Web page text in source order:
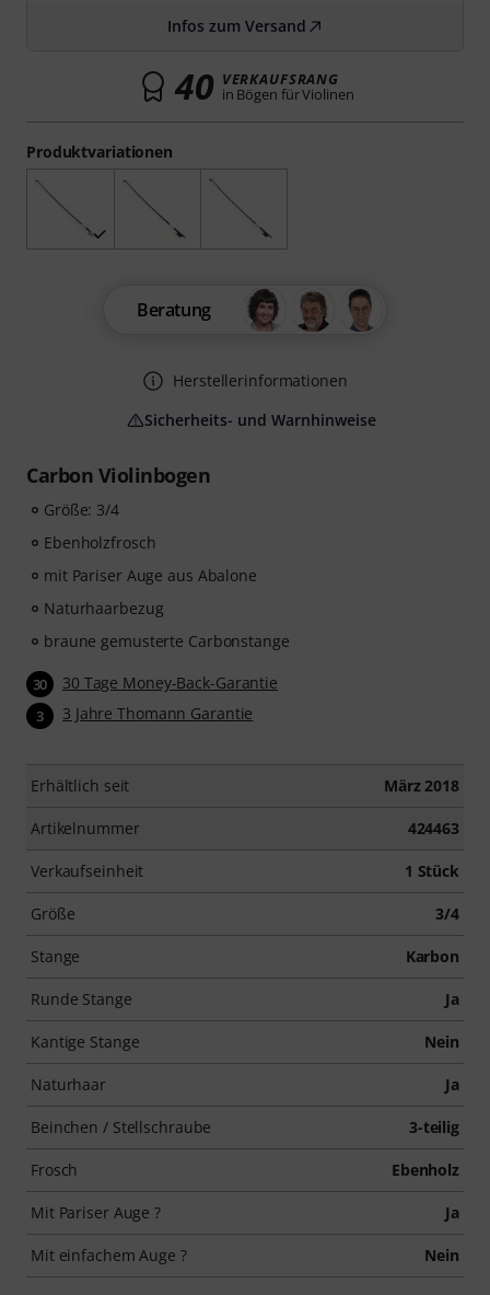
Carbon Violinbogen
Größe: 3/4
Ebenholzfrosch
mit Pariser Auge aus Abalone
Naturhaarbezug
braune gemusterte Carbonstange
30 30 Tage Money-Back-Garantie
3 3 Jahre Thomann Garantie
Erhältlich seit März 2018
Artikelnummer 424463
Verkaufseinheit 1 Stück
Größe 3/4
Stange Karbon
Runde Stange Ja
Kantige Stange Nein
Naturhaar Ja
Beinchen / Stellschraube 3-teilig
Frosch Ebenholz
Mit Pariser Auge ? Ja
Mit einfachem Auge ? Nein
Produktvariationen
Infos zum Versand
40 VERKAUFSRANG
in Bögen für Violinen
Beratung
Herstellerinformationen
Sicherheits- und Warnhinweise